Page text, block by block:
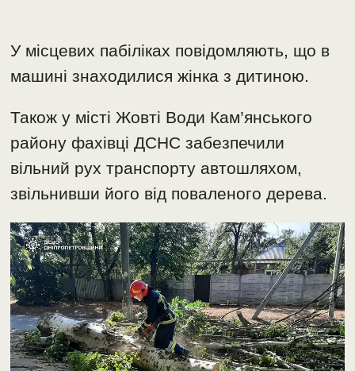
У місцевих пабіліках повідомляють, що в
машині знаходилися жінка з дитиною.
Також у місті Жовті Води Кам’янського
району фахівці ДСНС забезпечили
вільний рух транспорту автошляхом,
звільнивши його від поваленого дерева.